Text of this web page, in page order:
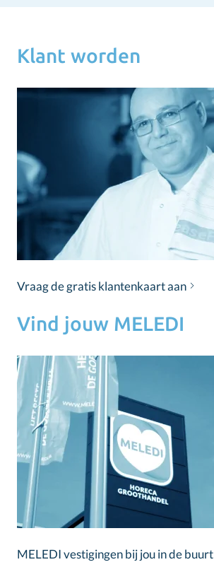
Klant worden
Vraag de gratis klantenkaart aan
Vind jouw MELEDI
MELEDI vestigingen bij jou in de buurt